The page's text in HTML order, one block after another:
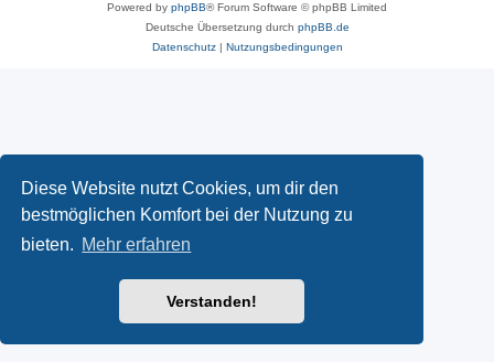
Diese Website nutzt Cookies, um dir den
bestmöglichen Komfort bei der Nutzung zu
bieten. Mehr erfahren
Verstanden!
Powered by phpBB® Forum Software © phpBB Limited
Deutsche Übersetzung durch phpBB.de
Datenschutz| Nutzungsbedingungen